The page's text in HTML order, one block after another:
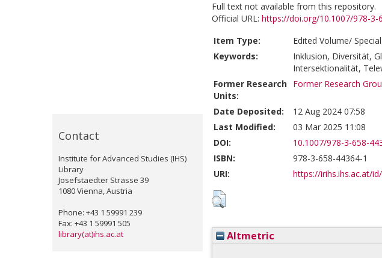
Contact
Institute for Advanced Studies (IHS)
Library
Josefstaedter Strasse 39
1080 Vienna, Austria
Phone: +43 1 59991 239
Fax: +43 1 59991 505
library(at)ihs.ac.at
Full text not available from this repository.
Official URL: https://doi.org/10.1007/978-3-
Item Type:
Edited Volume/
Keywords:
Inklusion, Diversität,
Intersektionalität,
Former Research
Units:
Former Research
Date Deposited:
12 Aug 2024 07:58
Last Modified:
03 Mar 2025 11:08
DOI:
10.1007/978-3-658-
ISBN:
978-3-658-44364-1
URI:
https://irihs.ihs.ac.at/
Altmetric